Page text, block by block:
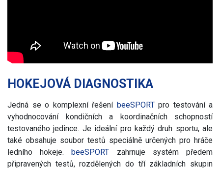
HOKEJOVÁ DIAGNOSTIKA
Jedná se o komplexní řešení beeSPORTpro testování a
vyhodnocování kondičních a koordinačních schopností
testovaného jedince. Je ideální pro každý druh sportu, ale
také obsahuje soubor testů speciálně určených pro hráče
ledního hokeje.beeSPORT zahrnuje systém předem
připravených testů, rozdělených do tří základních skupin